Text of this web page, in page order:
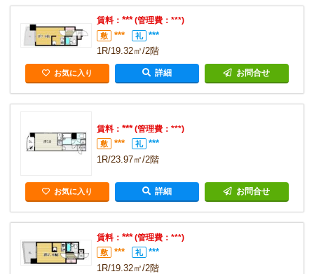
賃料： ***(管理費：***)
敷 *** 礼
***
1R/19.32㎡/2階
お気に入り 詳細 お問合せ
賃料： ***(管理費：***)
敷 *** 礼
***
1R/23.97㎡/2階
お気に入り 詳細 お問合せ
賃料： ***(管理費：***)
敷 *** 礼
***
1R/19.32㎡/2階